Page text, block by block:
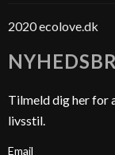
2020 ecolove.dk
Tilmeld dig her for
livsstil.
Email